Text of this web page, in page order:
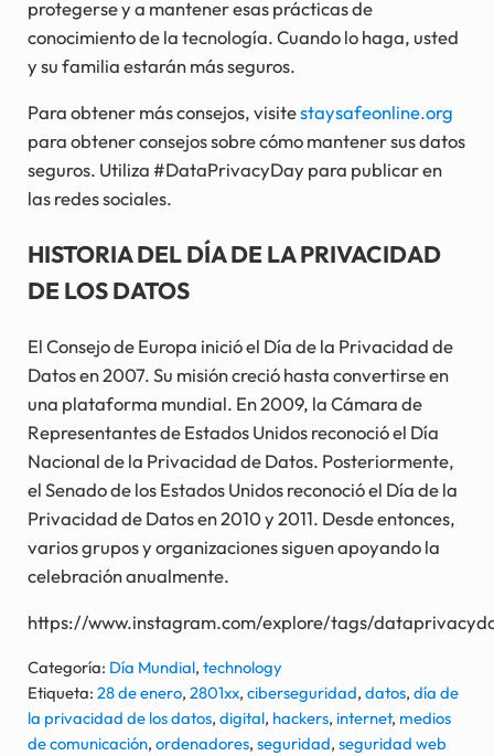
protegerse y a mantener esas prácticas de
conocimiento de la tecnología. Cuando lo haga, usted
y su familia estarán más seguros.
Para obtener más consejos, visitestaysafeonline.org
para obtener consejos sobre cómo mantener sus datos
seguros. Utiliza #DataPrivacyDay para publicar en
las redes sociales.
HISTORIA DEL DÍA DE LA PRIVACIDAD
DE LOS DATOS
El Consejo de Europa inició el Día de la Privacidad de
Datos en 2007. Su misión creció hasta convertirse en
una plataforma mundial. En 2009, la Cámara de
Representantes de Estados Unidos reconoció el Día
Nacional de la Privacidad de Datos. Posteriormente,
el Senado de los Estados Unidos reconoció el Día de la
Privacidad de Datos en 2010 y 2011. Desde entonces,
varios grupos y organizaciones siguen apoyando la
celebración anualmente.
https://www.instagram.com/explore/tags/
Categoría: Día Mundial, technology
Etiqueta: 28 de enero, 2801xx, ciberseguridad, datos, día de
la privacidad de los datos, digital, hackers, internet, medios
de comunicación, ordenadores, seguridad, seguridad web